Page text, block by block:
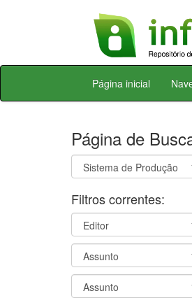
Skip
Página inicial
Página de
Filtros correntes: